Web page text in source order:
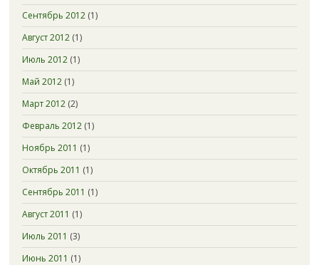
Сентябрь 2012(1)
Август 2012(1)
Июль 2012(1)
Май 2012(1)
Март 2012(2)
Февраль 2012(1)
Ноябрь 2011 (1)
Октябрь 2011 (1)
Сентябрь 2011 (1)
Август 2011 (1)
Июль 2011 (3)
Июнь 2011 (1)